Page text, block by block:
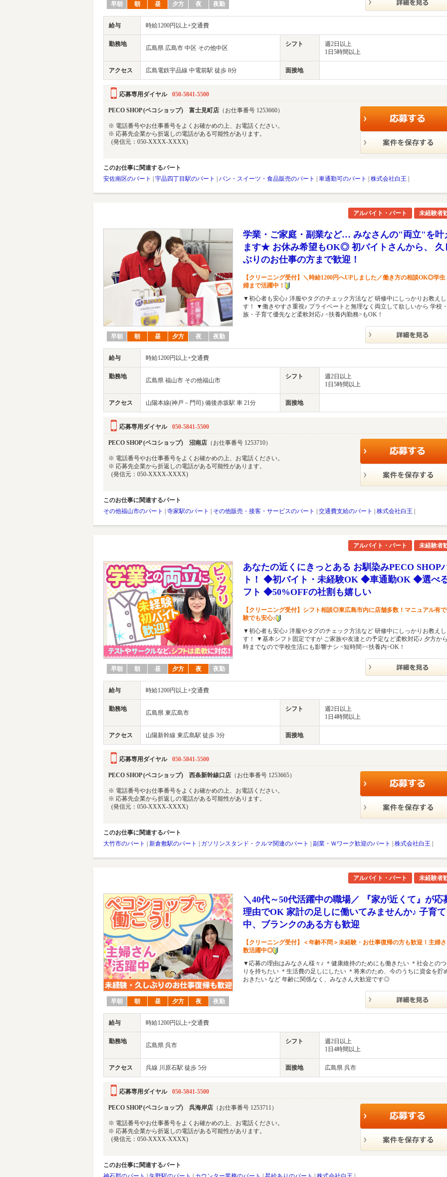
早朝 朝 昼 夕方 夜 夜勤
給与 時給1200円以上+交通費
勤務地
広島県 広島市 中区 その他中区
シフト
週2日以上
1日5時間以上
アクセス 広島電鉄宇品線 中電前駅 徒歩 8分 面接地
応募専用ダイヤル 050-5841-5500
PECO SHOP (ペコショップ) 富士見町店 （お仕事番号 1253660）
※ 電話番号やお仕事番号をよくお確かめの上、お電話ください。
※ 応募先企業から折返しの電話がある可能性があります。
(発信元：050-XXXX-XXXX)
このお仕事に関連するパート
安佐南区のパート
宇品四丁目駅のパート パン・スイーツ・食品販売のパート 車通勤可のパート 株式会社白王
アルバイト・パート 未経験者
早朝 朝 昼 夕方 夜 夜勤
学業・ご家庭・副業など… みなさんの"両立"を叶
ます★ お休み希望もOK◎ 初バイトさんから、 久
ぶりのお仕事の方まで歓迎！
【クリーニング受付】＼時給1200円へUPしました／働き方の相談OK◎学生
婦まで活躍中！
▼初心者も安心♪ 洋服やタグのチェック方法など 研修中にしっかりお教え
す！ ▼働きやすさ重視♪ プライベートと無理なく両立して欲しいから 学校
族・子育て優先など柔軟対応♪ <扶養内勤務>もOK！
給与 時給1200円以上+交通費
勤務地
広島県 福山市 その他福山市
シフト
週2日以上
1日5時間以上
アクセス 山陽本線(神戸－門司) 備後赤坂駅 車 21分 面接地
応募専用ダイヤル 050-5841-5500
PECO SHOP (ペコショップ) 沼南店 （お仕事番号 1253710）
※ 電話番号やお仕事番号をよくお確かめの上、お電話ください。
※ 応募先企業から折返しの電話がある可能性があります。
(発信元：050-XXXX-XXXX)
このお仕事に関連するパート
その他福山市のパート
寺家駅のパート その他販売・接客・サービスのパート 交通費支給のパート 株式会社白王
アルバイト・パート 未経験者
早朝 朝 昼 夕方 夜 夜勤
あなたの近くにきっとある お馴染みPECO SHOP
ト！ ◆初バイト・未経験OK ◆車通勤OK ◆選べ
フト ◆50%OFFの社割も嬉しい
【クリーニング受付】シフト相談◎東広島市内に店舗多数！マニュアル有
験でも安心♪
▼初心者も安心♪ 洋服やタグのチェック方法など 研修中にしっかりお教え
す！ ▼基本シフト固定ですが ご家族や友達との予定など柔軟対応♪ 夕方か
時までなので学校生活にも影響ナシ <短時間><扶養内>OK！
給与 時給1200円以上+交通費
勤務地
広島県 東広島市
シフト
週2日以上
1日4時間以上
アクセス 山陽新幹線 東広島駅 徒歩 3分 面接地
応募専用ダイヤル 050-5841-5500
PECO SHOP (ペコショップ) 西条新幹線口店 （お仕事番号 1253665）
※ 電話番号やお仕事番号をよくお確かめの上、お電話ください。
※ 応募先企業から折返しの電話がある可能性があります。
(発信元：050-XXXX-XXXX)
このお仕事に関連するパート
大竹市のパート
新倉敷駅のパート ガソリンスタンド・クルマ関連のパート 副業・Ｗワーク歓迎のパート 株式会社白王
アルバイト・パート 未経験者
早朝 朝 昼 夕方 夜 夜勤
＼40代～50代活躍中の職場／ 『家が近くて』が応
理由でOK 家計の足しに働いてみませんか♪ 子育て
中、ブランクのある方も歓迎
【クリーニング受付】＜年齢不問＞未経験・お仕事復帰の方も歓迎！主婦
数活躍中◎
▼応募の理由はみなさん様々♪ ＊健康維持のためにも働きたい ＊社会との
りを持ちたい ＊生活費の足しにしたい ＊将来のため、今のうちに資金を貯
おきたい など 年齢に関係なく、みなさん大歓迎です◎
給与 時給1200円以上+交通費
勤務地
広島県 呉市
シフト
週2日以上
1日4時間以上
アクセス 呉線 川原石駅 徒歩 5分 面接地 広島県 呉市
応募専用ダイヤル 050-5841-5500
PECO SHOP (ペコショップ) 呉海岸店 （お仕事番号 1253711）
※ 電話番号やお仕事番号をよくお確かめの上、お電話ください。
※ 応募先企業から折返しの電話がある可能性があります。
(発信元：050-XXXX-XXXX)
このお仕事に関連するパート